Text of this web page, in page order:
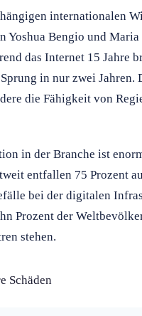
internationalen
Yoshua Bengio und
das Internet 15 Jahre
in nur zwei
die Fähigkeit von
in der Branche ist
entfallen 75 Prozent
bei der digitalen
Prozent der
stehen.
Schäden